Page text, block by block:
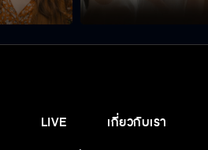
LIVE เกี่ยวกับเรา